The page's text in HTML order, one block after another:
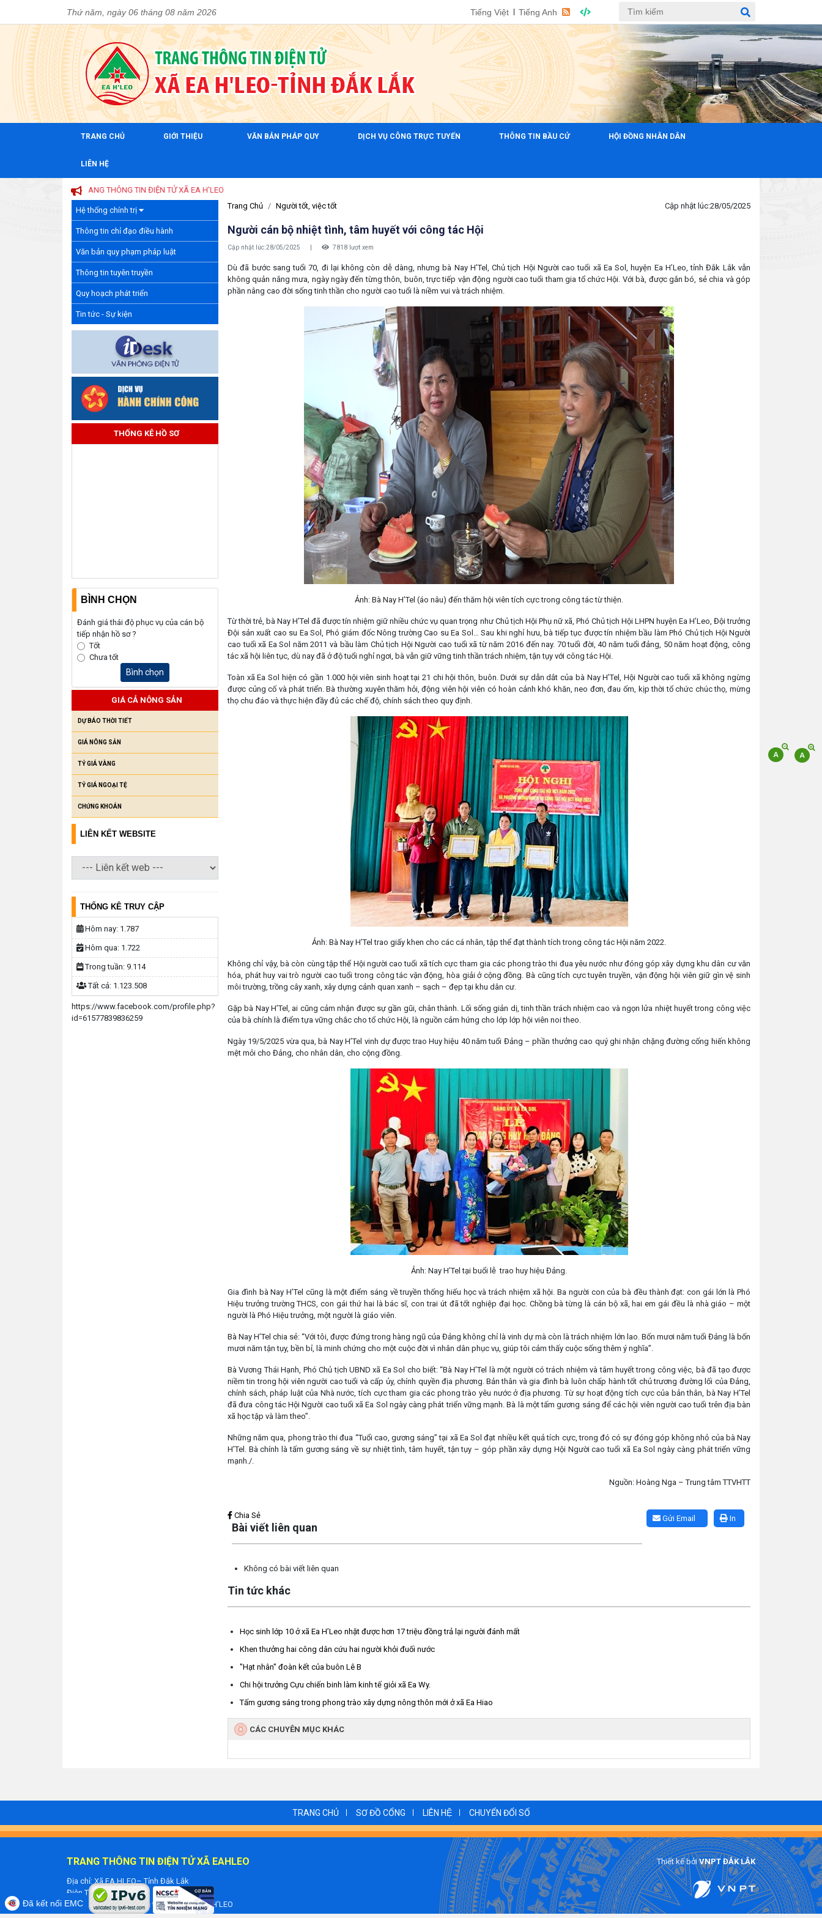
Thứ năm, ngày 06 tháng 08 năm 2026 Tiếng Việt Tiếng Anh
TRANG CHỦ GIỚI THIỆU VĂN BẢN PHÁP QUY DỊCH VỤ CÔNG TRỰC TUYẾN THÔNG TIN BẦU CỬ HỘI ĐỒNG NHÂN DÂN
LIÊN HỆ
TRANG THÔNG TIN ĐIỆN TỬ XÃ EA H'LEO
Hệ thống chính trị
Thông tin chỉ đạo điều hành
Văn bản quy phạm pháp luật
Thông tin tuyên truyền
Quy hoạch phát triển
Tin tức - Sự kiện
THỐNG KÊ HỒ SƠ
BÌNH CHỌN
Đánh giá thái độ phục vụ của cán bộ
tiếp nhận hồ sơ ?
Tốt
Chưa tốt
Bình chọn
GIÁ CẢ NÔNG SẢN
DỰ BÁO THỜI TIẾT
GIÁ NÔNG SẢN
TỶ GIÁ VÀNG
TỶ GIÁ NGOẠI TỆ
CHỨNG KHOÁN
LIÊN KẾT WEBSITE
THỐNG KÊ TRUY CẬP
Hôm nay: 1.787
Hôm qua: 1.722
Trong tuần: 9.114
Tất cả: 1.123.508
https://www.facebook.com/profile.php?
id=61577839836259
Trang Chủ Người tốt, việc tốt Cập nhật lúc:28/05/2025
Người cán bộ nhiệt tình, tâm huyết với công tác Hội
Cập nhật lúc:28/05/2025 | 7818 lượt xem
Dù đã bước sang tuổi 70, đi lại không còn dễ dàng, nhưng bà Nay H’Tel, Chủ tịch Hội Người cao tuổi xã Ea Sol, huyện Ea H’Leo, tỉnh Đắk Lắk vẫn
không quản nắng mưa, ngày ngày đến từng thôn, buôn, trực tiếp vận động người cao tuổi tham gia tổ chức Hội. Với bà, được gắn bó, sẻ chia và góp
phần nâng cao đời sống tinh thần cho người cao tuổi là niềm vui và trách nhiệm.
Ảnh: Bà Nay H’Tel (áo nâu) đến thăm hội viên tích cực trong công tác từ thiện.
Từ thời trẻ, bà Nay H’Tel đã được tín nhiệm giữ nhiều chức vụ quan trọng như Chủ tịch Hội Phụ nữ xã, Phó Chủ tịch Hội LHPN huyện Ea H’Leo, Đội trưởng
Đội sản xuất cao su Ea Sol, Phó giám đốc Nông trường Cao su Ea Sol… Sau khi nghỉ hưu, bà tiếp tục được tín nhiệm bầu làm Phó Chủ tịch Hội Người
cao tuổi xã Ea Sol năm 2011 và bầu làm Chủ tịch Hội Người cao tuổi xã từ năm 2016 đến nay. 70 tuổi đời, 40 năm tuổi đảng, 50 năm hoạt động, công
tác xã hội liên tục, dù nay đã ở độ tuổi nghỉ ngơi, bà vẫn giữ vững tinh thần trách nhiệm, tận tụy với công tác Hội.
Toàn xã Ea Sol hiện có gần 1.000 hội viên sinh hoạt tại 21 chi hội thôn, buôn. Dưới sự dẫn dắt của bà Nay H’Tel, Hội Người cao tuổi xã không ngừng
được củng cố và phát triển. Bà thường xuyên thăm hỏi, động viên hội viên có hoàn cảnh khó khăn, neo đơn, đau ốm, kịp thời tổ chức chúc thọ, mừng
thọ chu đáo và thực hiện đầy đủ các chế độ, chính sách theo quy định.
Ảnh: Bà Nay H’Tel trao giấy khen cho các cá nhân, tập thể đạt thành tích trong công tác Hội năm 2022.
Không chỉ vậy, bà còn cùng tập thể Hội người cao tuổi xã tích cực tham gia các phong trào thi đua yêu nước như đóng góp xây dựng khu dân cư văn
hóa, phát huy vai trò người cao tuổi trong công tác vận động, hòa giải ở cộng đồng. Bà cũng tích cực tuyên truyền, vận động hội viên giữ gìn vệ sinh
môi trường, trồng cây xanh, xây dựng cảnh quan xanh – sạch – đẹp tại khu dân cư.
Gặp bà Nay H’Tel, ai cũng cảm nhận được sự gần gũi, chân thành. Lối sống giản dị, tinh thần trách nhiệm cao và ngọn lửa nhiệt huyết trong công việc
của bà chính là điểm tựa vững chắc cho tổ chức Hội, là nguồn cảm hứng cho lớp lớp hội viên noi theo.
Ngày 19/5/2025 vừa qua, bà Nay H’Tel vinh dự được trao Huy hiệu 40 năm tuổi Đảng – phần thưởng cao quý ghi nhận chặng đường cống hiến không
mệt mỏi cho Đảng, cho nhân dân, cho cộng đồng.
Ảnh: Nay H’Tel tại buổi lễ trao huy hiệu Đảng.
Gia đình bà Nay H’Tel cũng là một điểm sáng về truyền thống hiếu học và trách nhiệm xã hội. Ba người con của bà đều thành đạt: con gái lớn là Phó
Hiệu trưởng trường THCS, con gái thứ hai là bác sĩ, con trai út đã tốt nghiệp đại học. Chồng bà từng là cán bộ xã, hai em gái đều là nhà giáo – một
người là Phó Hiệu trưởng, một người là giáo viên.
Bà Nay H’Tel chia sẻ: “Với tôi, được đứng trong hàng ngũ của Đảng không chỉ là vinh dự mà còn là trách nhiệm lớn lao. Bốn mươi năm tuổi Đảng là bốn
mươi năm tận tụy, bền bỉ, là minh chứng cho một cuộc đời vì nhân dân phục vụ, giúp tôi cảm thấy cuộc sống thêm ý nghĩa”.
Bà Vương Thái Hạnh, Phó Chủ tịch UBND xã Ea Sol cho biết: “Bà Nay H’Tel là một người có trách nhiệm và tâm huyết trong công việc, bà đã tạo được
niềm tin trong hội viên người cao tuổi và cấp ủy, chính quyền địa phương. Bản thân và gia đình bà luôn chấp hành tốt chủ trương đường lối của Đảng,
chính sách, pháp luật của Nhà nước, tích cực tham gia các phong trào yêu nước ở địa phương. Từ sự hoạt động tích cực của bản thân, bà Nay H’Tel
đã đưa công tác Hội Người cao tuổi xã Ea Sol ngày càng phát triển vững mạnh. Bà là một tấm gương sáng để các hội viên người cao tuổi trên địa bàn
xã học tập và làm theo”.
Những năm qua, phong trào thi đua “Tuổi cao, gương sáng” tại xã Ea Sol đạt nhiều kết quả tích cực, trong đó có sự đóng góp không nhỏ của bà Nay
H’Tel. Bà chính là tấm gương sáng về sự nhiệt tình, tâm huyết, tận tụy – góp phần xây dựng Hội Người cao tuổi xã Ea Sol ngày càng phát triển vững
mạnh./.
Nguồn: Hoàng Nga – Trung tâm TTVHTT
In
Gửi Email
Chia Sẻ
Bài viết liên quan
Không có bài viết liên quan
Tin tức khác
Học sinh lớp 10 ở xã Ea H’Leo nhặt được hơn 17 triệu đồng trả lại người đánh mất
Khen thưởng hai công dân cứu hai người khỏi đuối nước
"Hạt nhân" đoàn kết của buôn Lê B
Chi hội trưởng Cựu chiến binh làm kinh tế giỏi xã Ea Wy.
Tấm gương sáng trong phong trào xây dựng nông thôn mới ở xã Ea Hiao
CÁC CHUYÊN MỤC KHÁC
TRANG CHỦ SƠ ĐỒ CỔNG LIÊN HỆ CHUYỂN ĐỔI SỐ
TRANG THÔNG TIN ĐIỆN TỬ XÃ EAHLEO
Địa chỉ: Xã EA HLEO– Tỉnh Đắk Lắk
Điện Thoại:
Ông Y Thắng Êban - Chủ tịch UBND xã EA H'LEO
eahleo
Thiết kế bởiVNPT ĐẮK LẮK
Đã kết nối EMC